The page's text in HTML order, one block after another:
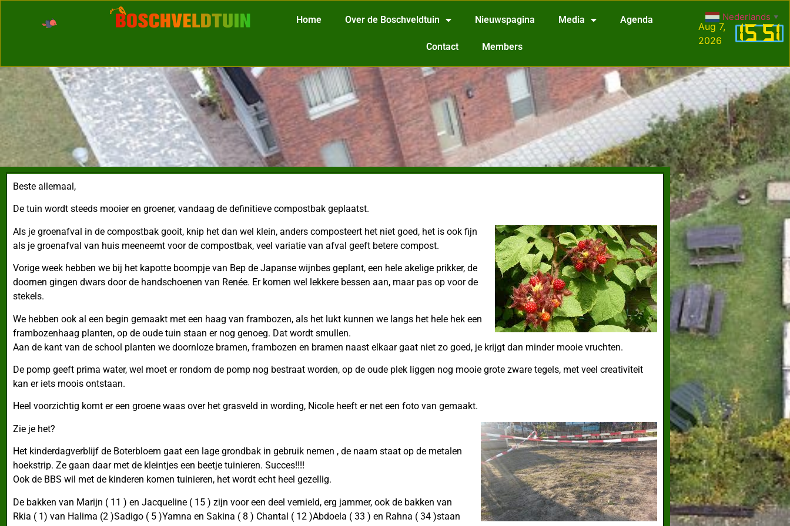
Home Over de Boschveldtuin Nieuwspagina Media Agenda
Contact Members
15:51
Aug 7,
2026
Beste allemaal,
De tuin wordt steeds mooier en groener, vandaag de definitieve compostbak geplaatst.
Als je groenafval in de compostbak gooit, knip het dan wel klein, anders composteert het niet goed, het is ook fijn
als je groenafval van huis meeneemt voor de compostbak, veel variatie van afval geeft betere compost.
Vorige week hebben we bij het kapotte boompje van Bep de Japanse wijnbes geplant, een hele akelige prikker, de
doornen gingen dwars door de handschoenen van Renée. Er komen wel lekkere bessen aan, maar pas op voor de
stekels.
We hebben ook al een begin gemaakt met een haag van frambozen, als het lukt kunnen we langs het hele hek een
frambozenhaag planten, op de oude tuin staan er nog genoeg. Dat wordt smullen.
Aan de kant van de school planten we doornloze bramen, frambozen en bramen naast elkaar gaat niet zo goed, je krijgt dan minder mooie vruchten.
De pomp geeft prima water, wel moet er rondom de pomp nog bestraat worden, op de oude plek liggen nog mooie grote zware tegels, met veel creativiteit
kan er iets moois ontstaan.
Heel voorzichtig komt er een groene waas over het grasveld in wording, Nicole heeft er net een foto van gemaakt.
Zie je het?
Het kinderdagverblijf de Boterbloem gaat een lage grondbak in gebruik nemen , de naam staat op de metalen
hoekstrip. Ze gaan daar met de kleintjes een beetje tuinieren. Succes!!!!
Ook de BBS wil met de kinderen komen tuinieren, het wordt echt heel gezellig.
De bakken van Marijn ( 11 ) en Jacqueline ( 15 ) zijn voor een deel vernield, erg jammer, ook de bakken van
Rkia ( 1) van Halima (2 )Sadigo ( 5 )Yamna en Sakina ( 8 ) Chantal ( 12 )Abdoela ( 33 ) en Rahna ( 34 )staan
Nederlands ▼